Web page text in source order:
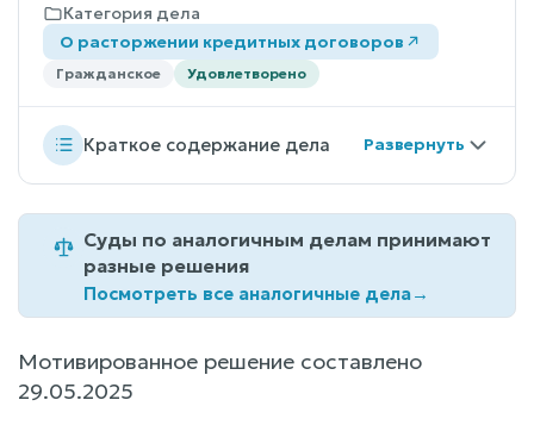
Категория дела
О расторжении кредитных договоров
Гражданское Удовлетворено
Краткое содержание дела
Суды по аналогичным делам принимают
разные решения
Посмотреть все аналогичные дела→
Мотивированное решение составлено
29.05.2025